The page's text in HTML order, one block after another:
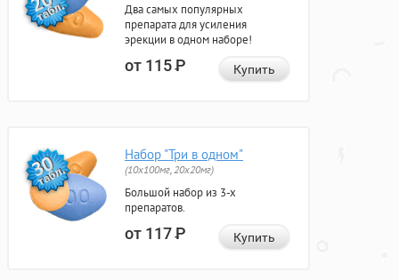
Два самых популярных
препарата для усиления
эрекции в одном наборе!
от 115Р Купить
Набор "Три в одном"
(10x100мг, 20x20мг)
Большой набор из 3-х
препаратов.
от 117Р Купить